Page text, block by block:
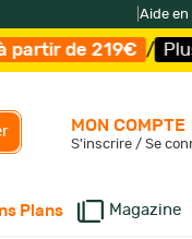
Aide en
/ Plus que 16
Plans Magazine
MON COMPTE
S'inscrire / Se